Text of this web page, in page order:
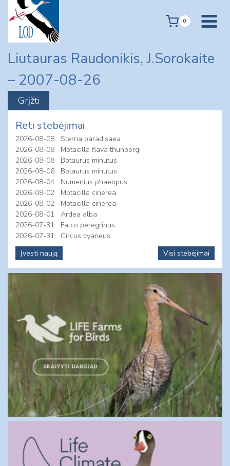
content
0
Liutauras Raudonikis, J.Sorokaite
– 2007-08-26
Reti stebėjimai
2026-08-08
Sterna paradisaea
2026-08-08
Motacilla flava thunbergi
2026-08-08
Botaurus minutus
2026-08-06
Botaurus minutus
2026-08-04
Numenius phaeopus
2026-08-02
Motacilla cinerea
2026-08-02
Motacilla cinerea
2026-08-01
Ardea alba
2026-07-31
Falco peregrinus
2026-07-31
Circus cyaneus
Įvesti naują
Visi stebėjimai